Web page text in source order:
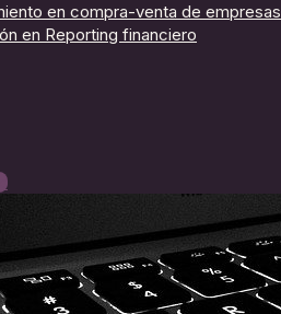
en compra-venta de empresas
en Reporting financiero